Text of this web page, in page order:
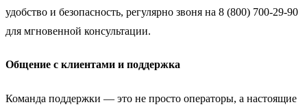
удобство и безопасность, регулярно звоня на 8 (800) 700-29-90
для мгновенной консультации.
Общение с клиентами и поддержка
Команда поддержки — это не просто операторы, а настоящие